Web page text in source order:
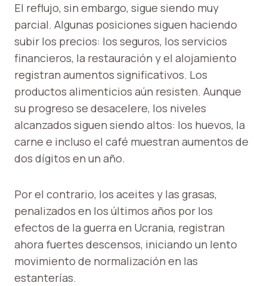
El reflujo, sin embargo, sigue siendo muy
parcial. Algunas posiciones siguen haciendo
subir los precios: los seguros, los servicios
financieros, la restauración y el alojamiento
registran aumentos significativos. Los
productos alimenticios aún resisten. Aunque
su progreso se desacelere, los niveles
alcanzados siguen siendo altos: los huevos, la
carne e incluso el café muestran aumentos de
dos dígitos en un año.
Por el contrario, los aceites y las grasas,
penalizados en los últimos años por los
efectos de la guerra en Ucrania, registran
ahora fuertes descensos, iniciando un lento
movimiento de normalización en las
estanterías.